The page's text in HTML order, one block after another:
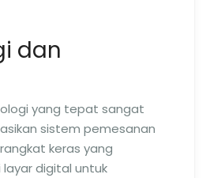
dan
yang tepat sangat
sistem pemesanan
keras yang
digital untuk